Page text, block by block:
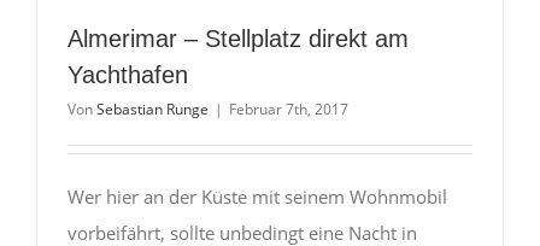
Almerimar – Stellplatz direkt am
Yachthafen
VonSebastian Runge | Februar 7th, 2017
Wer hier an der Küste mit seinem Wohnmobil
vorbeifährt, sollte unbedingt eine Nacht in